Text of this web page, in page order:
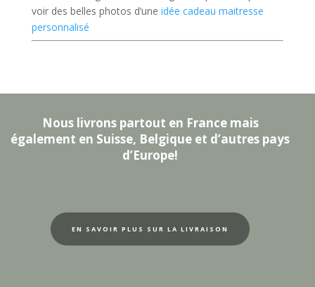
voir des belles photos d’une idée cadeau maitresse
personnalisé
Nous livrons partout en France mais
également en Suisse, Belgique et d’autres pays
d’Europe!
EN SAVOIR PLUS SUR LA LIVRAISON